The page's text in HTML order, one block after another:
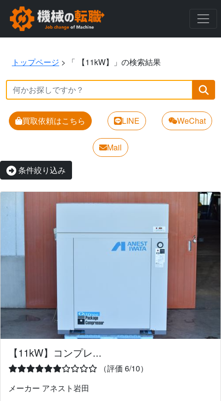
トップページ > 「 【11kW】」の検索結果
買取依頼はこちら LINE WeChat
Mail
条件絞り込み
【11kW】コンプレ...
（評価 6/10）
メーカー アネスト岩田